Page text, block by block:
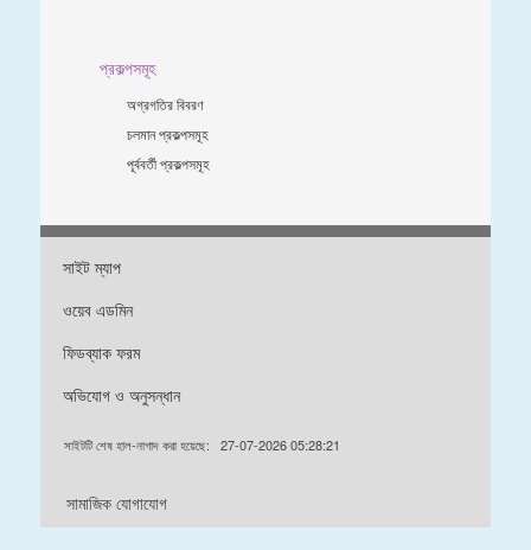
প্রকল্পসমূহ
অগ্রগতির বিবরণ
চলমান প্রকল্পসমূহ
পূর্ববর্তী প্রকল্পসমূহ
সাইট ম্যাপ
ওয়েব এডমিন
ফিডব্যাক ফরম
অভিযোগ ও অনুসন্ধান
সাইটটি শেষ হাল-নাগাদ করা হয়েছে: 27-07-2026 05:28:21
সামাজিক যোগাযোগ